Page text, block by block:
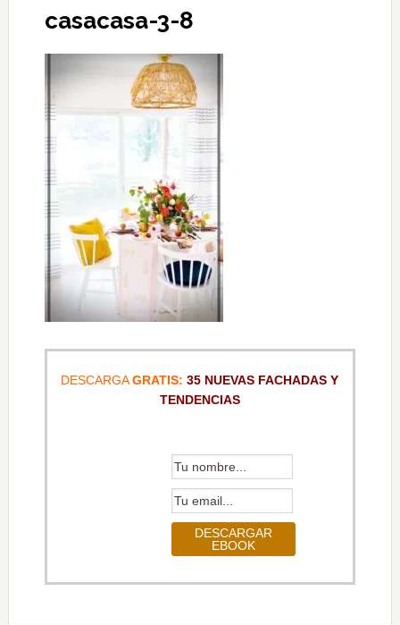
casacasa-3-8
DESCARGAGRATIS: 35 NUEVAS FACHADAS Y
TENDENCIAS